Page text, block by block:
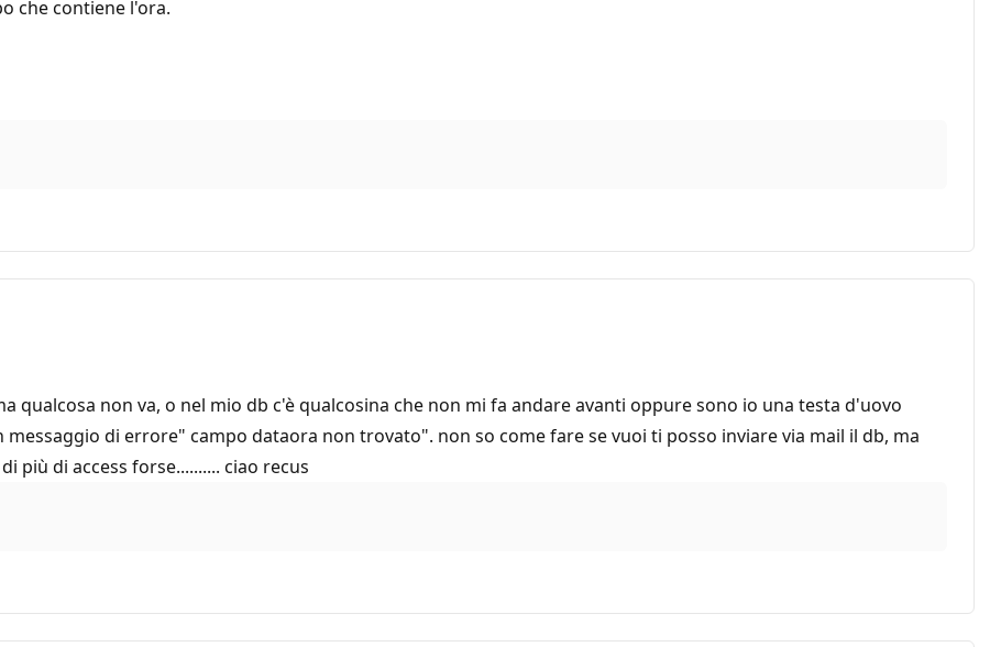
che contiene l'ora.
qualcosa non va, o nel mio db c'è qualcosina che non mi fa andare avanti oppure sono io una testa d'uovo
di errore" campo dataora non trovato". non so come fare se vuoi ti posso inviare via mail il db, ma
più di access forse.......... ciao recus